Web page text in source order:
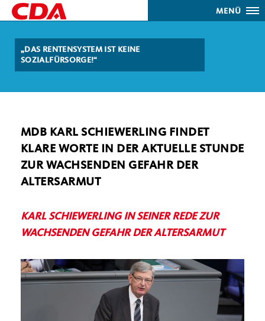
MENÜ
DAS RENTENSYSTEM IST KEINE
SOZIALFÜRSORGE!“
MDB KARL SCHIEWERLING FINDET
KLARE WORTE IN DER AKTUELLE STUNDE
ZUR WACHSENDEN GEFAHR DER
ALTERSARMUT
KARL SCHIEWERLING IN SEINER REDE ZUR
WACHSENDEN GEFAHR DER ALTERSARMUT